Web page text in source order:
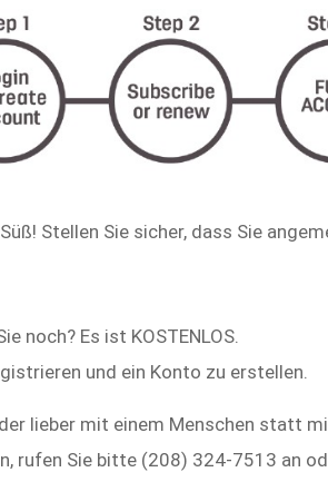
Stellen Sie sicher, dass Sie
noch? Es ist KOSTENLOS.
und ein Konto zu erstellen.
lieber mit einem Menschen statt
rufen Sie bitte (208) 324-7513 an